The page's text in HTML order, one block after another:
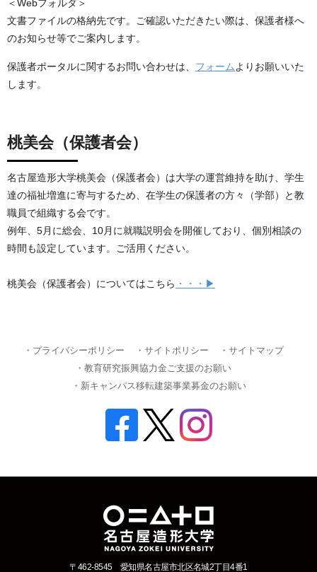
＜Webフォルダ＞
文書ファイルの格納先です。ご確認いただきたい際は、保護者様へ
のお知らせ等でご案内します。
保護者ポータルに関するお問い合わせは、 フォーム よりお願いいた
します。
桃美会（保護者会）
名古屋造形大学桃美会（保護者会）は大学の運営維持を助け、学生
達の福祉増進に寄与するため、在学生の保護者の方々（学部）と教
職員で組織する会です。
例年、5月に総会、10月に就職説明会を開催しており、個別相談の
時間も設定しています。ご活用ください。
桃美会（保護者会）についてはこちら ・・・▶
・プライバシーポリシー ・サイトポリシー
・サイトマップ
・教育研究振興協力金ご支援のお願い
・新キャンパス移転建築事業募金のお願い
〒462-8545 愛知県名古屋市北区名城2丁目4番1